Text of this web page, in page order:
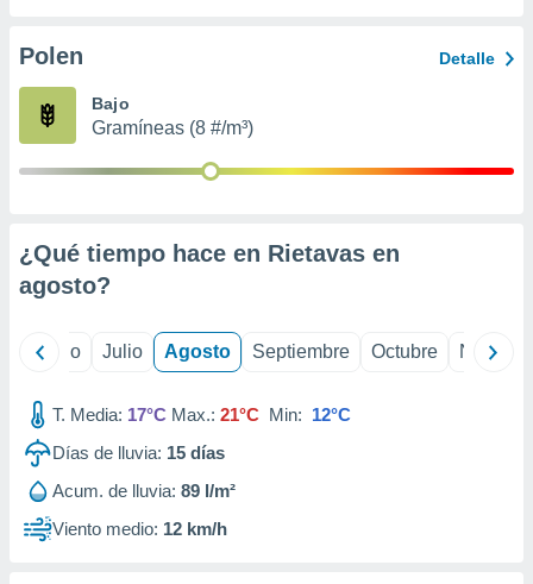
e
mediante
de
1199
Polen Detalle
Bajo
Gramíneas (8 #/m³)
¿Qué tiempo hace en Rietavas en
agosto?
Junio Julio Agosto Septiembre Octubre
T. Media: 17°C Max.: 21°C Min: 12°C
Días de lluvia: 15 días
Acum. de lluvia: 89 l/m²
Viento medio: 12 km/h